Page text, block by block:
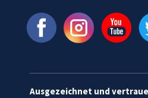
Ausgezeichnet und